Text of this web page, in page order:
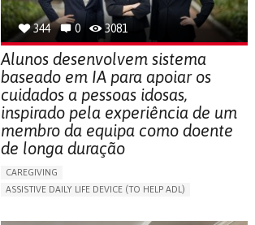
344 0 3081
Alunos desenvolvem sistema
baseado em IA para apoiar os
cuidados a pessoas idosas,
inspirado pela experiência de um
membro da equipa como doente
de longa duração
CAREGIVING
ASSISTIVE DAILY LIFE DEVICE (TO HELP ADL)